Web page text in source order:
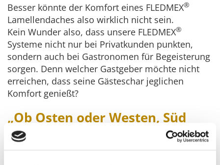
Besser könnte der Komfort eines FLEDMEX®
Lamellendaches also wirklich nicht sein.
Kein Wunder also, dass unsere FLEDMEX®
Systeme nicht nur bei Privatkunden punkten,
sondern auch bei Gastronomen für Begeisterung
sorgen. Denn welcher Gastgeber möchte nicht
erreichen, dass seine Gästeschar jeglichen
Komfort genießt?
„Ob Osten oder Westen, Süd
oder ob Nord, Hauptsache
FLEDMEX ist an Bord …"